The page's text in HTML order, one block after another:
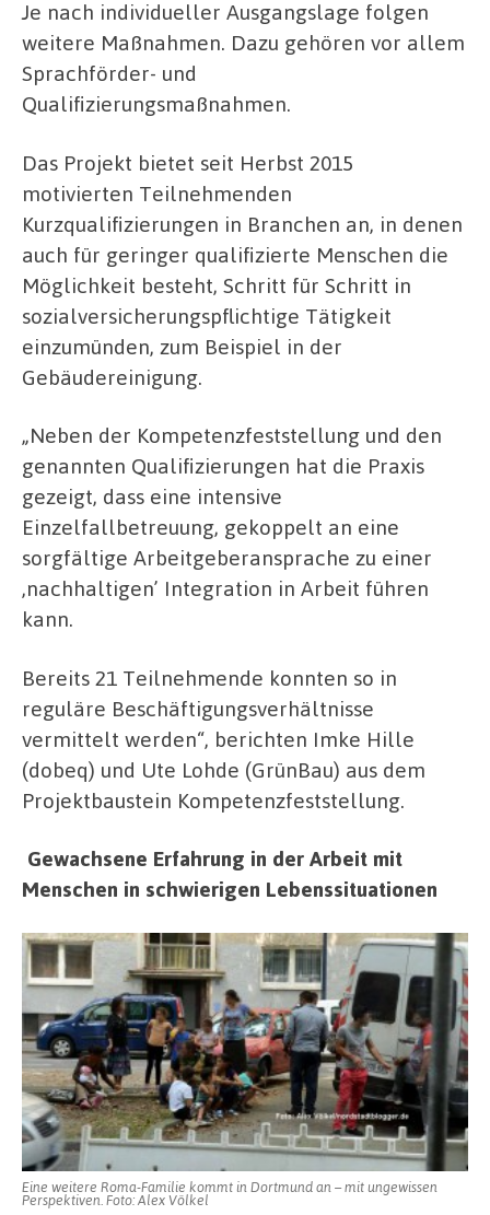
Je nach individueller Ausgangslage folgen
weitere Maßnahmen. Dazu gehören vor allem
Sprachförder- und
Qualifizierungsmaßnahmen.
Das Projekt bietet seit Herbst 2015
motivierten Teilnehmenden
Kurzqualifizierungen in Branchen an, in denen
auch für geringer qualifizierte Menschen die
Möglichkeit besteht, Schritt für Schritt in
sozialversicherungspflichtige Tätigkeit
einzumünden, zum Beispiel in der
Gebäudereinigung.
„Neben der Kompetenzfeststellung und den
genannten Qualifizierungen hat die Praxis
gezeigt, dass eine intensive
Einzelfallbetreuung, gekoppelt an eine
sorgfältige Arbeitgeberansprache zu einer
,nachhaltigen’ Integration in Arbeit führen
kann.
Bereits 21 Teilnehmende konnten so in
reguläre Beschäftigungsverhältnisse
vermittelt werden“, berichten Imke Hille
(dobeq) und Ute Lohde (GrünBau) aus dem
Projektbaustein Kompetenzfeststellung.
Gewachsene Erfahrung in der Arbeit mit
Menschen in schwierigen Lebenssituationen
Eine weitere Roma-Familie kommt in Dortmund an – mit ungewissen
Perspektiven. Foto: Alex Völkel